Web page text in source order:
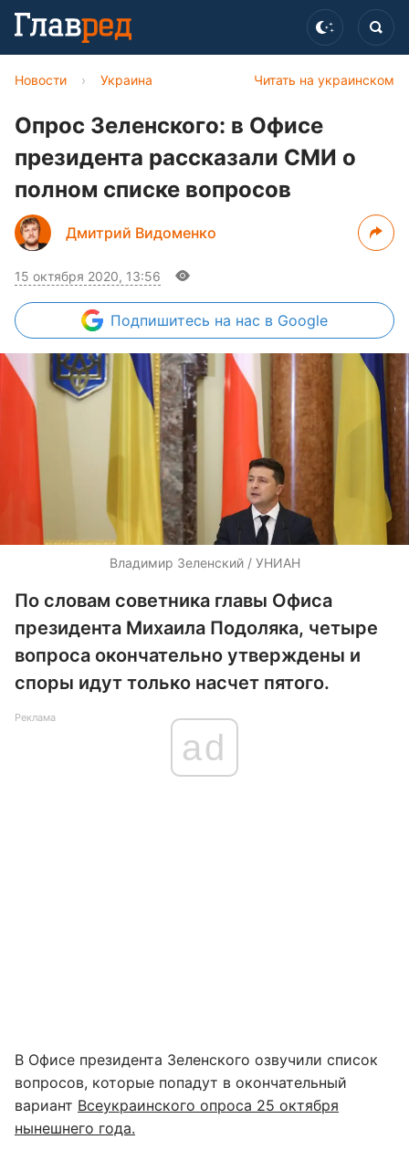
Читать на украинском
Новости › Украина
Опрос Зеленского: в Офисе
президента рассказали СМИ о
полном списке вопросов
Дмитрий Видоменко
15 октября 2020, 13:56
Подпишитесь на нас в Google
Владимир Зеленский / УНИАН
По словам советника главы Офиса
президента Михаила Подоляка, четыре
вопроса окончательно утверждены и
споры идут только насчет пятого.
Реклама
ad
В Офисе президента Зеленского озвучили список
вопросов, которые попадут в окончательный
вариант Всеукраинского опроса 25 октября
нынешнего года.